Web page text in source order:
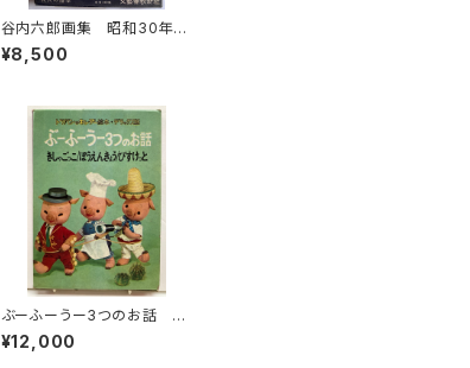
谷内六郎画集 昭和30年
文藝春秋新社
¥8,500
ぶーふーうー3つのお話 き
しゃごっこ/ぼうえんきょう/び
すけっと 1964年 函 初
¥12,000